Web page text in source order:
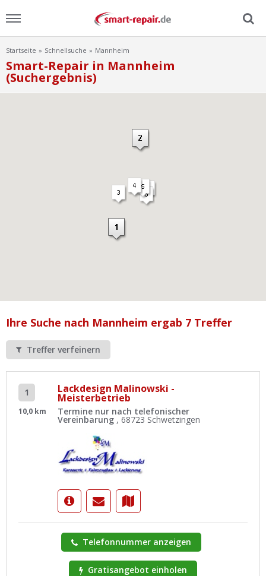
Menu
Home
Werkstatt Login
Startseite Schnellsuche Mannheim
Smart-Repair in Mannheim
(Suchergebnis)
Ihre Suche nach Mannheim ergab 7 Treffer
Treffer verfeinern
1
10,0 km
Lackdesign Malinowski -
Meisterbetrieb
Termine nur nach telefonischer
Vereinbarung, 68723 Schwetzingen
Telefonnummer anzeigen
Gratisangebot einholen